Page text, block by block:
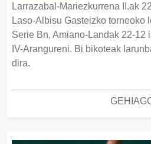
Larrazabal-Mariezkurrena II.ak
Laso-Albisu Gasteizko torneoko
Serie Bn, Amiano-Landak 22-12
IV-Arangureni. Bi bikoteak
dira.